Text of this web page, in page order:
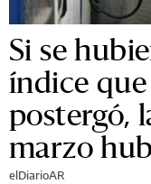
Si se
índice
postergó,
marzo
elDiarioAR